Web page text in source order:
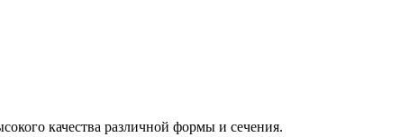
качества различной формы и сечения.